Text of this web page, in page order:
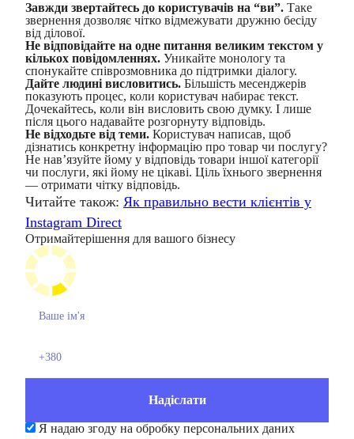
Завжди звертайтесь до користувачів на “ви”. Таке
звернення дозволяє чітко відмежувати дружню бесіду
від ділової.
Не відповідайте на одне питання великим текстом у
кількох повідомленнях. Уникайте монологу та
спонукайте співрозмовника до підтримки діалогу.
Дайте людині висловитись. Більшість месенджерів
показують процес, коли користувач набирає текст.
Дочекайтесь, коли він висловить свою думку. І лише
після цього надавайте розгорнуту відповідь.
Не відходьте від теми. Користувач написав, щоб
дізнатись конкретну інформацію про товар чи послугу?
Не нав’язуйте йому у відповідь товари іншої категорії
чи послуги, які йому не цікаві. Ціль їхнього звернення
— отримати чітку відповідь.
Читайте також: Як правильно вести клієнтів у
Instagram Direct
Отримайтерішення для вашого бізнесу
Я надаю згоду на обробку персональних даних